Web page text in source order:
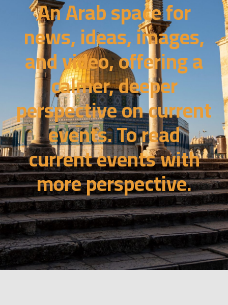
An Arab space for
news, ideas, images,
and video, offering a
calmer, deeper
perspective on current
events. To read
current events with
more perspective.